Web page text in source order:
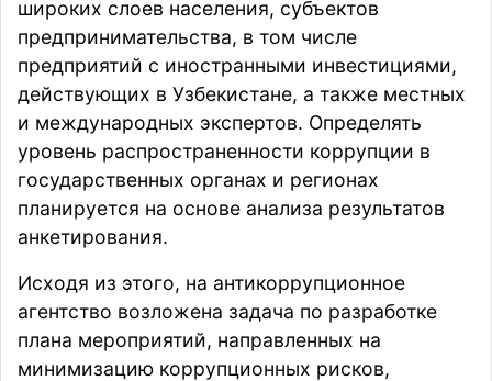
широких слоев населения, субъектов
предпринимательства, в том числе
предприятий с иностранными инвестициями,
действующих в Узбекистане, а также местных
и международных экспертов. Определять
уровень распространенности коррупции в
государственных органах и регионах
планируется на основе анализа результатов
анкетирования.
Исходя из этого, на антикоррупционное
агентство возложена задача по разработке
плана мероприятий, направленных на
минимизацию коррупционных рисков,